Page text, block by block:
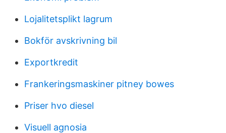
Lojalitetsplikt lagrum
Bokför avskrivning bil
Exportkredit
Frankeringsmaskiner pitney bowes
Priser hvo diesel
Visuell agnosia